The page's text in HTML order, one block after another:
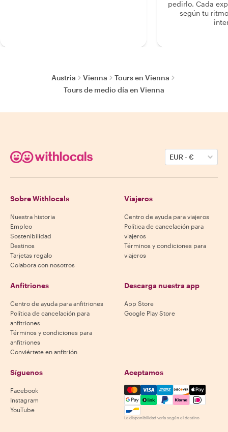
pedirlo. Cada
según tu
Austria Vienna
Tours en Vienna
Tours de medio día en Vienna
EUR-€
Sobre Withlocals
Nuestra historia
Empleo
Sostenibilidad
Destinos
Tarjetas regalo
Colabora con nosotros
Viajeros
Centro de ayuda para viajeros
Política de cancelación para
viajeros
Términos y condiciones para
viajeros
Anfitriones
Centro de ayuda para anfitriones
Política de cancelación para
anfitriones
Términos y condiciones para
anfitriones
Conviértete en anfitrión
Descarga nuestra app
App Store
Google Play Store
Síguenos
Facebook
Instagram
YouTube
Aceptamos
Mastercard, Visa, Amex,
La disponibilidad varía según el destino